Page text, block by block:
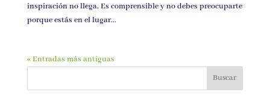
inspiración no llega. Es comprensible y no debes preocuparte
porque estás en el lugar...
« Entradas más antiguas